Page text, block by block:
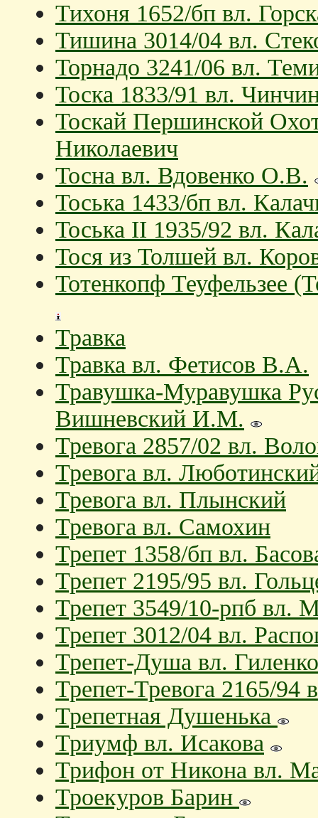
Тихоня 1652/бп вл.
Тишина 3014/04 вл.
Торнадо 3241/06 вл.
Тоска 1833/91 вл.
Тоскай Першинской
Николаевич
Тосна вл. Вдовенко О.В.
Тоська 1433/бп вл.
Тоська II 1935/92 вл.
Тося из Толшей вл.
Тотенкопф Теуфельзее
Травка
Травка вл. Фетисов В.А.
Травушка-Муравушка
Вишневcкий И.М.
Тревога 2857/02 вл.
Тревога вл.
Тревога вл. Плынский
Тревога вл. Самохин
Трепет 1358/бп вл.
Трепет 2195/95 вл.
Трепет 3549/10-рпб вл.
Трепет 3012/04 вл.
Трепет-Душа вл.
Трепет-Тревога 2165/
Трепетная Душенька
Триумф вл. Исакова
Трифон от Никона вл.
Троекуров Барин